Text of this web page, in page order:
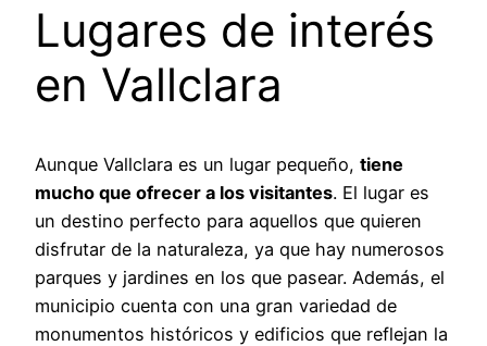
Lugares de interés
en Vallclara
Aunque Vallclara es un lugar pequeño, tiene
mucho que ofrecer a los visitantes. El lugar es
un destino perfecto para aquellos que quieren
disfrutar de la naturaleza, ya que hay numerosos
parques y jardines en los que pasear. Además, el
municipio cuenta con una gran variedad de
monumentos históricos y edificios que reflejan la